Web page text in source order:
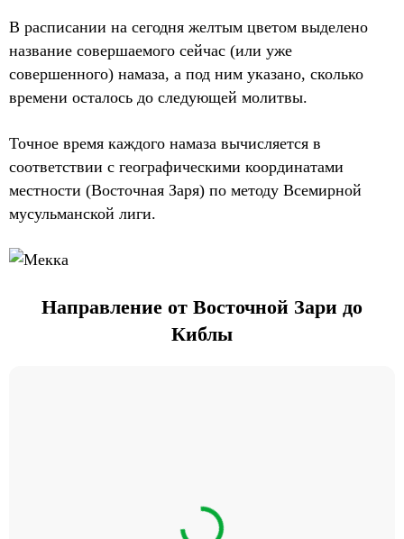
В расписании на сегодня желтым цветом выделено
название совершаемого сейчас (или уже
совершенного) намаза, а под ним указано, сколько
времени осталось до следующей молитвы.
Точное время каждого намаза вычисляется в
соответствии с географическими координатами
местности (Восточная Заря) по методу Всемирной
мусульманской лиги.
Направление от Восточной Зари до
Киблы